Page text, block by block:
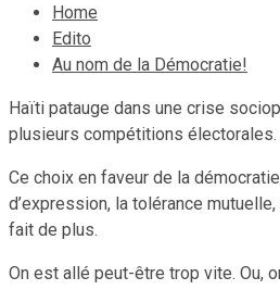
Home
Edito
Au nom de la Démocratie!
Haïti patauge dans une crise
plusieurs compétitions électorales.
Ce choix en faveur de la
d’expression, la tolérance
fait de plus.
On est allé peut-être trop vite. Ou,